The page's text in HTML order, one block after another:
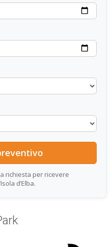
richiesta per ricevere
d’Elba.